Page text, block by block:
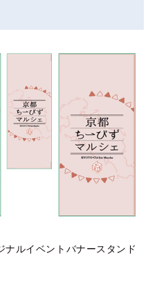
ナルイベントバナースタンド